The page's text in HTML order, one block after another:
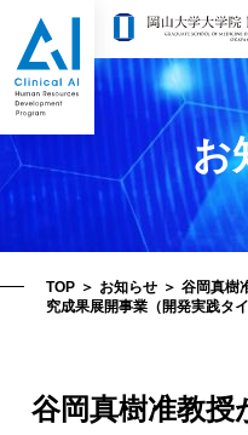
お
TOP ＞ お知らせ ＞ 谷岡真樹
究成果展開事業（開発実践タ
谷岡真樹准教授